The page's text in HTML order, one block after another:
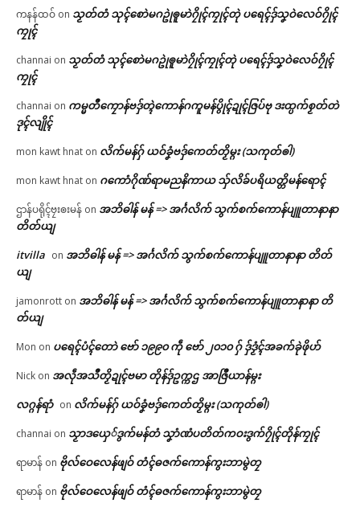
ကနန်ထဝ် on သၟတ်တံ သုၚ်စောဲမဂဥုဲၜူမာဲဂၠိုၚ်ကၠုၚ်တုဲ ပရေၚ်ဒှ်သၞဝဲလေဝ်ဂၠိုၚ်
ကၠုၚ်
channai on သၟတ်တံ သုၚ်စောဲမဂဥုဲၜူမာဲဂၠိုၚ်ကၠုၚ်တုဲ ပရေၚ်ဒှ်သၞဝဲလေဝ်ဂၠိုၚ်
ကၠုၚ်
channai on ကမ္မတဳကၠောန်ဗဒှ်တ္ၚဲကောန်ဂကူမန်ပွိုၚ်ဍုၚ်ဇြပ်ဗု ဒးထ္ပက်စၟတ်တဲ
ဒုၚ်လျိုၚ်
mon kawt hnat on လိက်မန်ဂှ် ယဝ်ခၞံဗဒှ်ကေတ်တၟိမ္ဂး (သကုတ်ၜါ)
mon kawt hnat on ဂကောံဂိုဏ်ရာမညနိကာယ သှ်လိခ်ပရိယတ္တိမန်ရောၚ်
ဌာန်ပရိုၚ်ဗၠးၜးမန် on အဘိဓါန် မန် => အၚ်္ဂလိက် သွက်စက်ကောန်ပျူတာနာနာ
တိတ်ယျ
itvilla on အဘိဓါန် မန် => အၚ်္ဂလိက် သွက်စက်ကောန်ပျူတာနာနာ တိတ်
ယျ
jamonrott on အဘိဓါန် မန် => အၚ်္ဂလိက် သွက်စက်ကောန်ပျူတာနာနာ တိ
တ်ယျ
Mon on ပရေၚ်ပံၚ်တောဲ ဗော် ၁၉၉၀ ကဵု ဗော် ၂၀၁၀ ဂှ် ဒှ်ဒၟံၚ်အခက်ခုဲဖိုဟ်
Nick on အလဵုအသဳတၟိဍုၚ်ဗမာ တိုန်ဒှ်ဥက္ကဌ အာဇြဳယာန်မ္ဂး
လဂ္ဂန်ရာံ on လိက်မန်ဂှ် ယဝ်ခၞံဗဒှ်ကေတ်တၟိမ္ဂး (သကုတ်ၜါ)
channai on သၟာဒယှေ်ဒွက်မန်တံ သၞာံဏံပတိတ်ကဝးဒွက်ဂၠိုၚ်တိုန်ကၠုၚ်
ရာမာန် on ဗိုလ်ဝေလေန်ဖျဝ် တံၚ်ဓဇက်ကောန်ကွးဘာမွဲတၠ
ရာမာန် on ဗိုလ်ဝေလေန်ဖျဝ် တံၚ်ဓဇက်ကောန်ကွးဘာမွဲတၠ